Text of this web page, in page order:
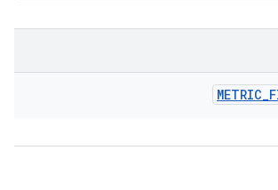
METRIC_